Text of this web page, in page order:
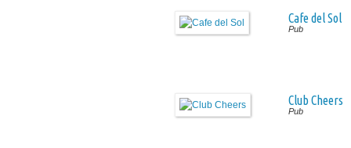
Cafe del Sol
Pub
Club Cheers
Pub